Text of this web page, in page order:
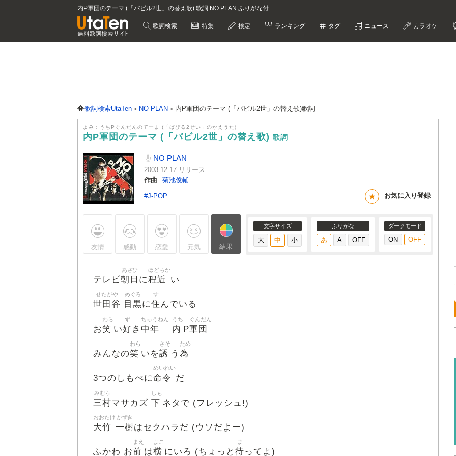
内P軍団のテーマ (「バビル2世」の替え歌) 歌詞 NO PLAN ふりがな付
歌詞検索 特集 検定 ランキング タグ ニュース カラオケ
歌詞検索UtaTen NO PLAN 内P軍団のテーマ (「バビル2世」の替え歌)歌詞
よみ：うちPぐんだんのてーま (「ばびる2せい」のかえうた)
内P軍団のテーマ (「バビル2世」の替え歌) 歌詞
NO PLAN
2003.12.17 リリース
作曲
菊池俊輔
#J-POP ★ お気に入り登録
友情 感動 恋愛 元気 結果
文字サイズ ふりがな ダークモード
テレビ朝日
あさひ
に程近
ほどちか
い
世田谷
せたがや
目黒
めぐろ
に住
す
んでいる
お笑
わら
い好
ず
き 中年
ちゅうねん
内
うち
P軍団
ぐんだん
みんなの笑
わら
いを誘
さそ
う 為
ため
3つのしもべに命令
めいれい
だ
三村
みむら
マサカズ 下
しも
ネタで (フレッシュ!)
大竹
おおたけ
一樹
かずき
はセクハラだ (ウソだよー)
ふかわ お前
まえ
は横
よこ
にいろ (ちょっと 待
ま
ってよ)